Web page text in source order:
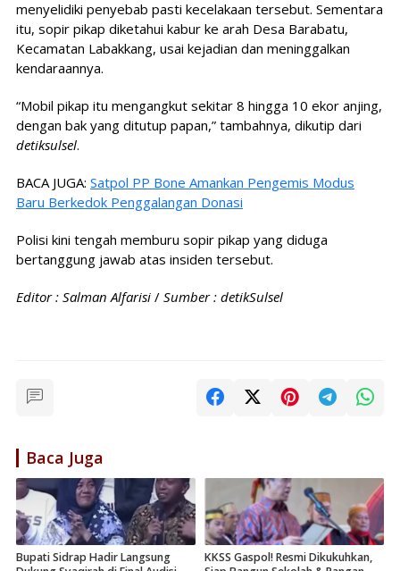
menyelidiki penyebab pasti kecelakaan tersebut. Sementara
itu, sopir pikap diketahui kabur ke arah Desa Barabatu,
Kecamatan Labakkang, usai kejadian dan meninggalkan
kendaraannya.
“Mobil pikap itu mengangkut sekitar 8 hingga 10 ekor anjing,
dengan bak yang ditutup papan,” tambahnya, dikutip dari
detiksulsel.
BACA JUGA: Satpol PP Bone Amankan Pengemis Modus
Baru Berkedok Penggalangan Donasi
Polisi kini tengah memburu sopir pikap yang diduga
bertanggung jawab atas insiden tersebut.
Editor : Salman Alfarisi / Sumber : detikSulsel
Baca Juga
Bupati Sidrap Hadir Langsung
KKSS Gaspol! Resmi Dikukuhkan,